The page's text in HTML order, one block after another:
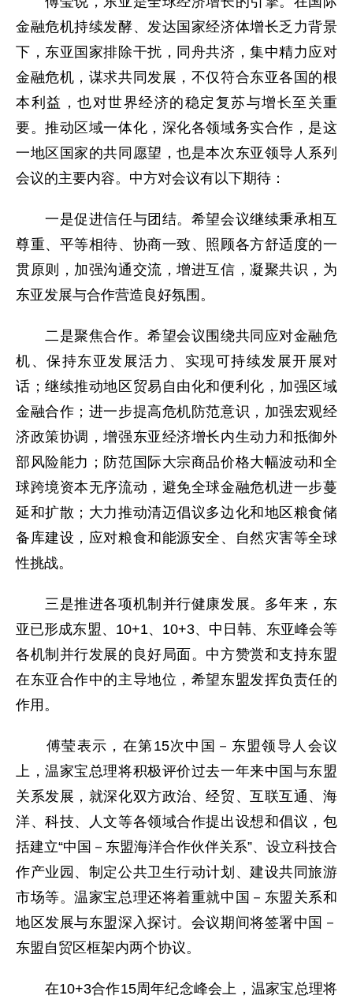
金融危机持续发酵、发达国家经济体增长乏力背景
下，东亚国家排除干扰，同舟共济，集中精力应对
金融危机，谋求共同发展，不仅符合东亚各国的根
本利益，也对世界经济的稳定复苏与增长至关重
要。推动区域一体化，深化各领域务实合作，是这
一地区国家的共同愿望，也是本次东亚领导人系列
会议的主要内容。中方对会议有以下期待：
一是促进信任与团结。希望会议继续秉承相互
尊重、平等相待、协商一致、照顾各方舒适度的一
贯原则，加强沟通交流，增进互信，凝聚共识，为
东亚发展与合作营造良好氛围。
二是聚焦合作。希望会议围绕共同应对金融危
机、保持东亚发展活力、实现可持续发展开展对
话；继续推动地区贸易自由化和便利化，加强区域
金融合作；进一步提高危机防范意识，加强宏观经
济政策协调，增强东亚经济增长内生动力和抵御外
部风险能力；防范国际大宗商品价格大幅波动和全
球跨境资本无序流动，避免全球金融危机进一步蔓
延和扩散；大力推动清迈倡议多边化和地区粮食储
备库建设，应对粮食和能源安全、自然灾害等全球
性挑战。
三是推进各项机制并行健康发展。多年来，东
亚已形成东盟、10+1、10+3、中日韩、东亚峰会等
各机制并行发展的良好局面。中方赞赏和支持东盟
在东亚合作中的主导地位，希望东盟发挥负责任的
作用。
傅莹表示，在第15次中国－东盟领导人会议
上，温家宝总理将积极评价过去一年来中国与东盟
关系发展，就深化双方政治、经贸、互联互通、海
洋、科技、人文等各领域合作提出设想和倡议，包
括建立“中国－东盟海洋合作伙伴关系”、设立科技合
作产业园、制定公共卫生行动计划、建设共同旅游
市场等。温家宝总理还将着重就中国－东盟关系和
地区发展与东盟深入探讨。会议期间将签署中国－
东盟自贸区框架内两个协议。
在10+3合作15周年纪念峰会上，温家宝总理将